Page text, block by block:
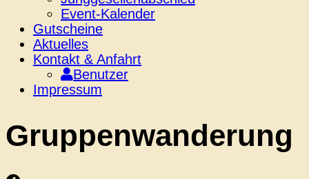
Event-Kalender
Gutscheine
Aktuelles
Kontakt & Anfahrt
Benutzer
Impressum
Gruppenwanderung